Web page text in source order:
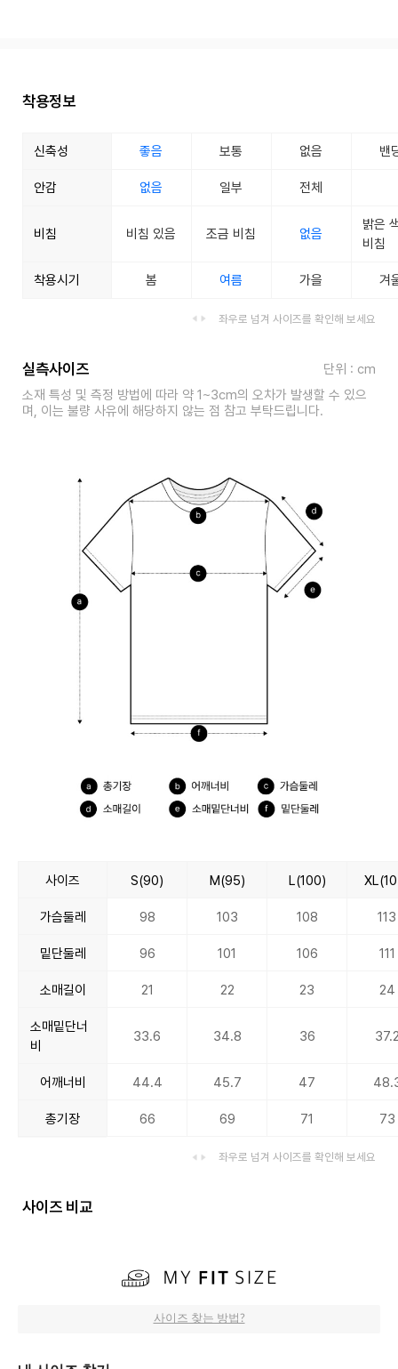
착용정보
신축성 좋음 보통 없음 밴
안감 없음 일부 전체
비침 비침 있음 조금 비침 없음
밝은
비침
착용시기 봄 여름 가을 겨
좌우로 넘겨 사이즈를 확인해 보세요
실측사이즈
단위 : cm
소재 특성 및 측정 방법에 따라 약 1~3cm의 오차가 발생할 수 있으
며, 이는 불량 사유에 해당하지 않는 점 참고 부탁드립니다.
사이즈 S(90) M(95) L(100)
가슴둘레 98 103 108 113
밑단둘레 96 101 106 111
소매길이 21 22 23 24
소매밑단너
비
33.6 34.8 36
어깨너비 44.4 45.7 47
총기장 66 69 71 73
좌우로 넘겨 사이즈를 확인해 보세요
사이즈 비교